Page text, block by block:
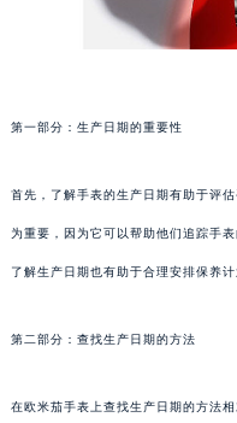
第一部分：生产日期的重要性
首先，了解手表的生产日期有助于评
为重要，因为它可以帮助他们追踪手
了解生产日期也有助于合理安排保养
第二部分：查找生产日期的方法
在欧米茄手表上查找生产日期的方法